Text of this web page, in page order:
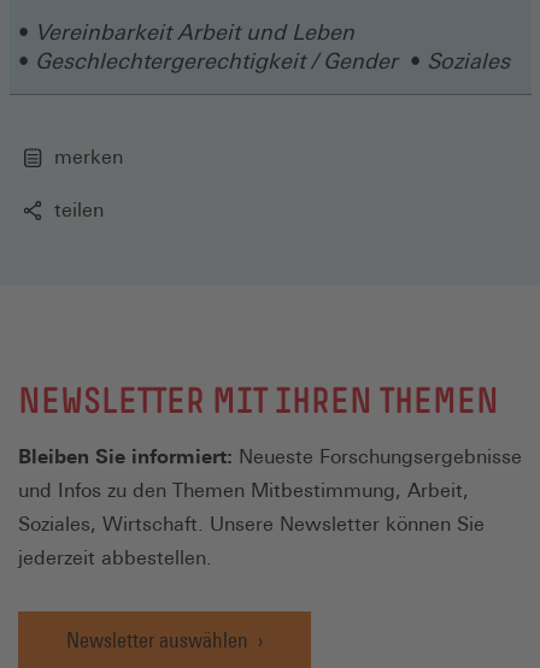
Vereinbarkeit Arbeit und Leben
Geschlechtergerechtigkeit / Gender
Soziales
merken
teilen
NEWSLETTER MIT IHREN THEMEN
Bleiben Sie informiert: Neueste Forschungsergebnisse
und Infos zu den Themen Mitbestimmung, Arbeit,
Soziales, Wirtschaft. Unsere Newsletter können Sie
jederzeit abbestellen.
Newsletter auswählen